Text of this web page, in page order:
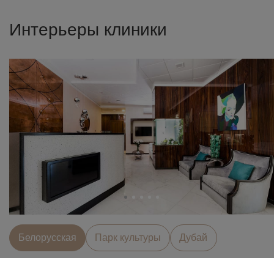
Интерьеры клиники
Белорусcкая Парк культуры Дубай